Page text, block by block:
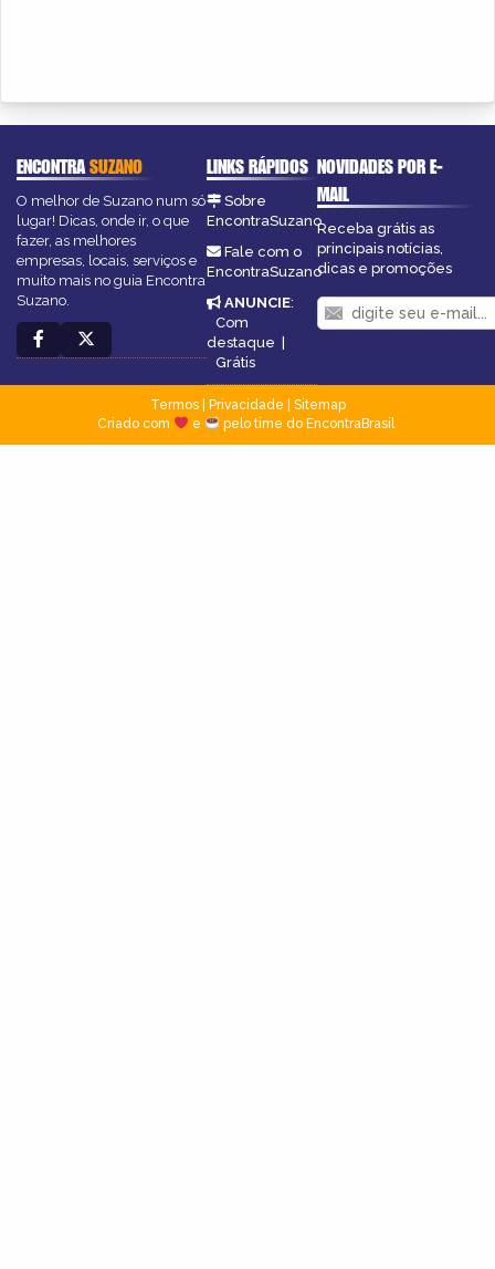
ENCONTRASUZANO
O melhor de Suzano num só
lugar! Dicas, onde ir, o que
fazer, as melhores
empresas, locais, serviços e
muito mais no guia Encontra
Suzano.
LINKS RÁPIDOS
Sobre
EncontraSuzano
Fale com o
EncontraSuzano
ANUNCIE:
Com
destaque |
Grátis
NOVIDADES POR E-
MAIL
Receba grátis as
principais notícias,
dicas e promoções
Termos| Privacidade
Sitemap
Criado com
e pelo time do EncontraBrasil